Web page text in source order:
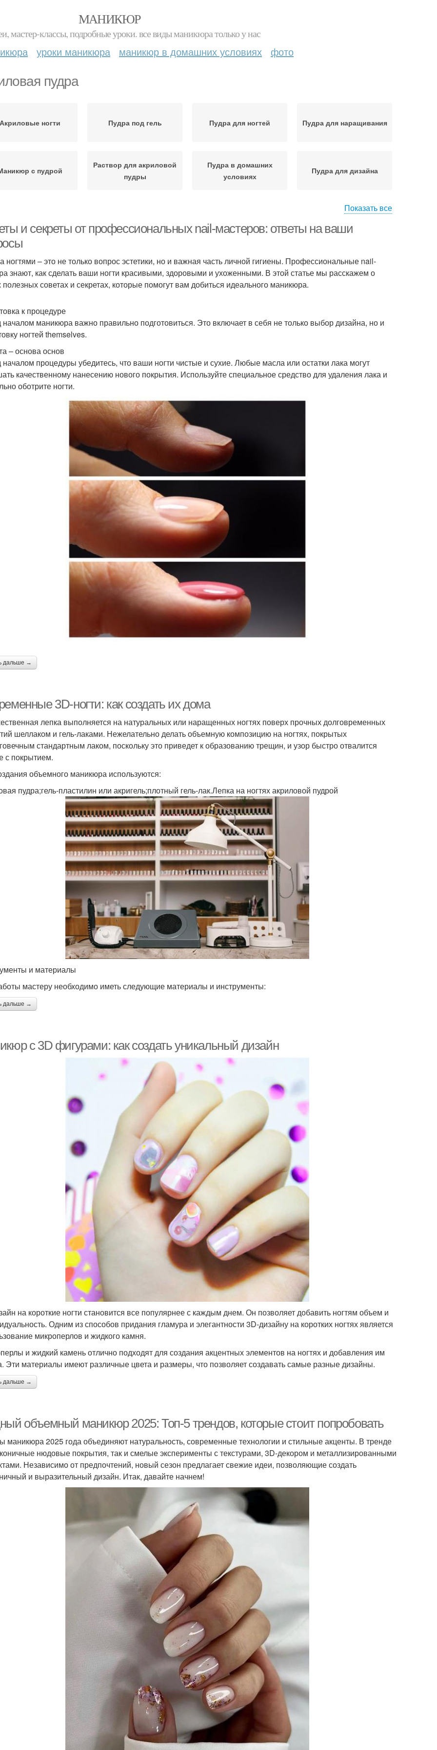
МАНИКЮР
мастер-классы, подробные уроки. все виды маникюра только у нас
уроки маникюра маникюр в домашних условиях фото
пудра
Акриловые ногти Пудра под гель Пудра для ногтей Пудра для наращивания
с пудрой
Раствор для акриловой
пудры
Пудра в домашних
условиях
Пудра для дизайна
Показать все
и секреты от профессиональных nail-мастеров: ответы на ваши
ногтями – это не только вопрос эстетики, но и важная часть личной гигиены. Профессиональные nail-
знают, как сделать ваши ногти красивыми, здоровыми и ухоженными. В этой статье мы расскажем о
советах и секретах, которые помогут вам добиться идеального маникюра.
к процедуре
маникюра важно правильно подготовиться. Это включает в себя не только выбор дизайна, но и
ногтей themselves.
– основа основ
процедуры убедитесь, что ваши ногти чистые и сухие. Любые масла или остатки лака могут
качественному нанесению нового покрытия. Используйте специальное средство для удаления лака и
оботрите ногти.
дальше →
3D-ногти: как создать их дома
лепка выполняется на натуральных или наращенных ногтях поверх прочных долговременных
шеллаком и гель-лаками. Нежелательно делать объемную композицию на ногтях, покрытых
стандартным лаком, поскольку это приведет к образованию трещин, и узор быстро отвалится
с покрытием.
объемного маникюра используются:
пудра;гель-пластилин или акригель;плотный гель-лак.Лепка на ногтях акриловой пудрой
и материалы
мастеру необходимо иметь следующие материалы и инструменты:
дальше →
с 3D фигурами: как создать уникальный дизайн
на короткие ногти становится все популярнее с каждым днем. Он позволяет добавить ногтям объем и
Одним из способов придания гламура и элегантности 3D-дизайну на коротких ногтях является
микроперлов и жидкого камня.
и жидкий камень отлично подходят для создания акцентных элементов на ногтях и добавления им
Эти материалы имеют различные цвета и размеры, что позволяет создавать самые разные дизайны.
дальше →
объемный маникюр 2025: Топ-5 трендов, которые стоит попробовать
маникюра 2025 года объединяют натуральность, современные технологии и стильные акценты. В тренде
нюдовые покрытия, так и смелые эксперименты с текстурами, 3D-декором и металлизированными
Независимо от предпочтений, новый сезон предлагает свежие идеи, позволяющие создать
и выразительный дизайн. Итак, давайте начнем!